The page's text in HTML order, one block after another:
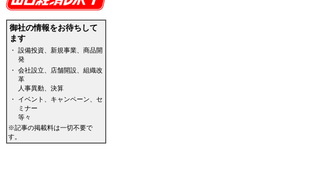
御社の情報をお待ちして
ます
・ 設備投資、新規事業、商品開
発
・ 会社設立、店舗開設、組織改
革
人事異動、決算
・
イベント、キャンペーン、セ
ミナー
等々
※記事の掲載料は一切不要で
す。